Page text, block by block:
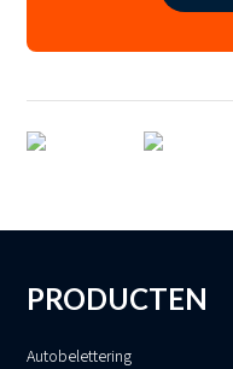
PRODUCTEN
Autobelettering